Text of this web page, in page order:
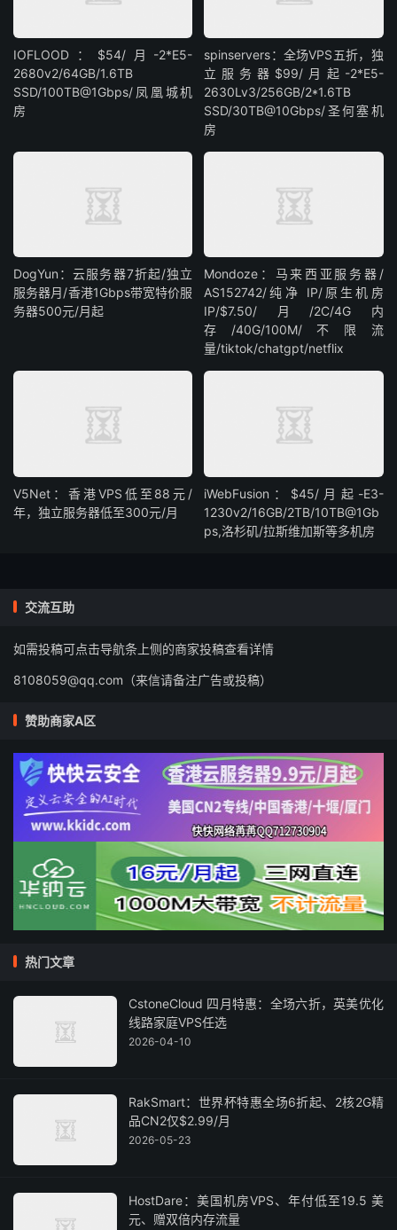
IOFLOOD：$54/月-2*E5-
2680v2/64GB/1.6TB
SSD/100TB@1Gbps/凤凰城机
房
spinservers：全场VPS五折，独
立服务器$99/月起-2*E5-
2630Lv3/256GB/2*1.6TB
SSD/30TB@10Gbps/圣何塞机
房
DogYun：云服务器7折起/独立
服务器月/香港1Gbps带宽特价服
务器500元/月起
Mondoze：马来西亚服务器/
AS152742/纯净 IP/原生机房
IP/$7.50/月/2C/4G内
存/40G/100M/不限流
量/tiktok/chatgpt/netflix
V5Net：香港VPS低至88元/
年，独立服务器低至300元/月
iWebFusion：$45/月起-E3-
1230v2/16GB/2TB/10TB@1Gb
ps,洛杉矶/拉斯维加斯等多机房
交流互助
如需投稿可点击导航条上侧的商家投稿查看详情
8108059@qq.com（来信请备注广告或投稿）
赞助商家A区
热门文章
CstoneCloud 四月特惠：全场六折，英美优化
线路家庭VPS任选
2026-04-10
RakSmart：世界杯特惠全场6折起、2核2G精
品CN2仅$2.99/月
2026-05-23
HostDare：美国机房VPS、年付低至19.5 美
元、赠双倍内存流量